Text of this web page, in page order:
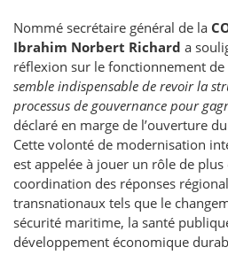
Nommé secrétaire général de la
Ibrahim Norbert Richard a
réflexion sur le fonctionnement de
semble indispensable de revoir la
processus de gouvernance pour
déclaré en marge de l’ouverture
Cette volonté de modernisation
est appelée à jouer un rôle de
coordination des réponses
transnationaux tels que le
sécurité maritime, la santé
développement économique